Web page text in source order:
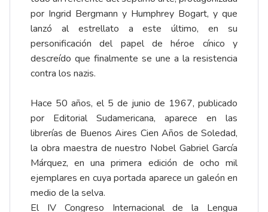
por Ingrid Bergmann y Humphrey Bogart, y que
lanzó al estrellato a este último, en su
personificación del papel de héroe cínico y
descreído que finalmente se une a la resistencia
contra los nazis.
Hace 50 años, el 5 de junio de 1967, publicado
por Editorial Sudamericana, aparece en las
librerías de Buenos Aires Cien Años de Soledad,
la obra maestra de nuestro Nobel Gabriel García
Márquez, en una primera edición de ocho mil
ejemplares en cuya portada aparece un galeón en
medio de la selva.
El IV Congreso Internacional de la Lengua